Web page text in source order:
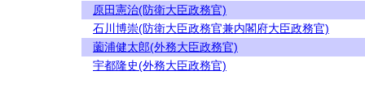
原田憲治(防衛大臣政務官)
石川博崇(防衛大臣政務官兼内閣府大臣政務官)
薗浦健太郎(外務大臣政務官)
宇都隆史(外務大臣政務官)